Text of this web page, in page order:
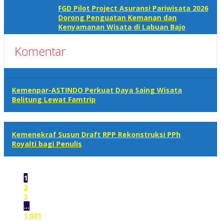
FGD Pilot Project Asuransi Pariwisata 2026
Dorong Penguatan Kemanan dan
Kenyamanan Wisata di Labuan Bajo
Komentar
Kemenpar-ASTINDO Perkuat Daya Saing Wisata
Belitung Lewat Famtrip
Kemenekraf Susun Draft RPP Rekonstruksi PPh
Royalti bagi Penulis
1
2
3
…
1,601